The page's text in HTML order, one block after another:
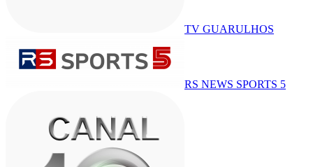
TV GUARULHOS
RS NEWS SPORTS 5